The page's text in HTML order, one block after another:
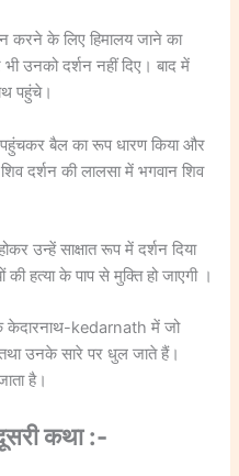
करने के लिए हिमालय जाने का
भी उनको दर्शन नहीं दिए। बाद में
पहुंचे।
बैल का रूप धारण किया और
दर्शन की लालसा में भगवान शिव
उन्हें साक्षात रूप में दर्शन दिया
हत्या के पाप से मुक्ति हो जाएगी ।
केदारनाथ-kedarnath में जो
है तथा उनके सारे पर धुल जाते हैं।
है।
कथा :-